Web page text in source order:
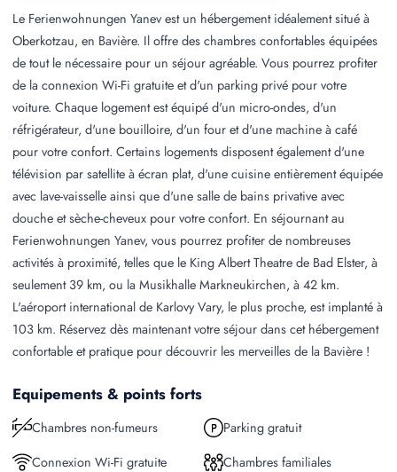
Le Ferienwohnungen Yanev est un hébergement idéalement situé à
Oberkotzau, en Bavière. Il offre des chambres confortables équipées
de tout le nécessaire pour un séjour agréable. Vous pourrez profiter
de la connexion Wi-Fi gratuite et d'un parking privé pour votre
voiture. Chaque logement est équipé d'un micro-ondes, d'un
réfrigérateur, d'une bouilloire, d'un four et d'une machine à café
pour votre confort. Certains logements disposent également d'une
télévision par satellite à écran plat, d'une cuisine entièrement équipée
avec lave-vaisselle ainsi que d'une salle de bains privative avec
douche et sèche-cheveux pour votre confort. En séjournant au
Ferienwohnungen Yanev, vous pourrez profiter de nombreuses
activités à proximité, telles que le King Albert Theatre de Bad Elster, à
seulement 39 km, ou la Musikhalle Markneukirchen, à 42 km.
L'aéroport international de Karlovy Vary, le plus proche, est implanté à
103 km. Réservez dès maintenant votre séjour dans cet hébergement
confortable et pratique pour découvrir les merveilles de la Bavière !
Equipements & points forts
Chambres non-fumeurs
Parking gratuit
Connexion Wi-Fi gratuite
Chambres familiales